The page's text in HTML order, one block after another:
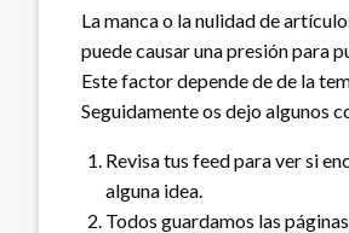
La manca o la nulidad de
puede causar una presión para
Este factor depende de de la
Seguidamente os dejo algunos
Revisa tus feed para ver si
alguna idea.
Todos guardamos las